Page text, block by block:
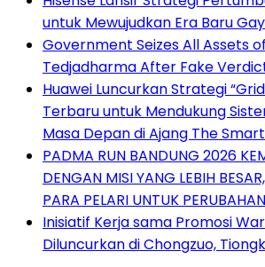
untuk Mewujudkan Era Baru
Government Seizes All Assets
Tedjadharma After Fake
Huawei Luncurkan Strategi
Terbaru untuk Mendukung
Masa Depan di Ajang The
PADMA RUN BANDUNG 2026
DENGAN MISI YANG LEBIH
PARA PELARI UNTUK PERUBAHAN
Inisiatif Kerja sama Promosi
Diluncurkan di Chongzuo,